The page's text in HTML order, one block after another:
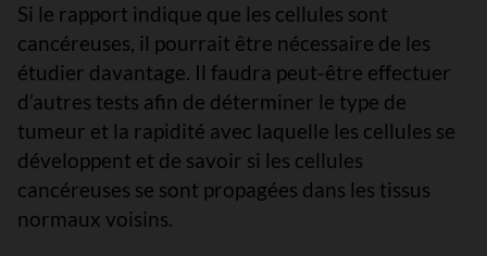
Si le rapport indique que les cellules sont
cancéreuses, il pourrait être nécessaire de les
étudier davantage. Il faudra peut-être effectuer
d’autres tests afin de déterminer le type de
tumeur et la rapidité avec laquelle les cellules se
développent et de savoir si les cellules
cancéreuses se sont propagées dans les tissus
normaux voisins.